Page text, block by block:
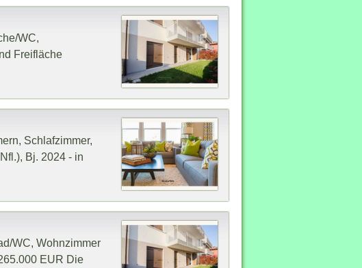
WC,
Freifläche
Schlafzimmer,
Bj. 2024 - in
WC, Wohnzimmer
EUR Die